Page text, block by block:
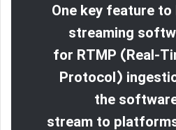
One key feature
streaming
for RTMP (Real-
Protocol)
the
stream to